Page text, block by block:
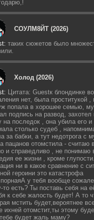
СОУЛМ8ЙТ (2026)
: таких сюжетов было
Холод (2026)
: Цитата: Guestк блондинке
нет, была проститукой
попала в хорошее семью,
подпись на развод, захотел
на последок , она убила его и
столько судеб ,
за бабки, а тут недотрога с
пацанов отомстила - считаю
и справедливо , не понимаю
ее жизни , кроме глупости.
ни в какое сравнение с
героини это катастрофа
у тебя вообще
то есть? Ты поставь себя на
к себе жалость будет! А то
мстить будет,вероятнее
ихней отомстит,ты этому
будет жаль маму?